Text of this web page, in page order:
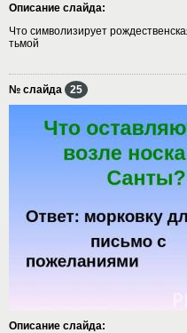
Описание слайда:
Что символизирует
тьмой
№ слайда 25
Описание слайда: